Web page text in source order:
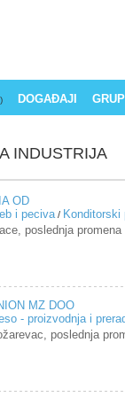
DOGAĐAJI
INDUSTRIJA
OD
i peciva / Konditorski
poslednja promena
MZ DOO
- proizvodnja i
poslednja